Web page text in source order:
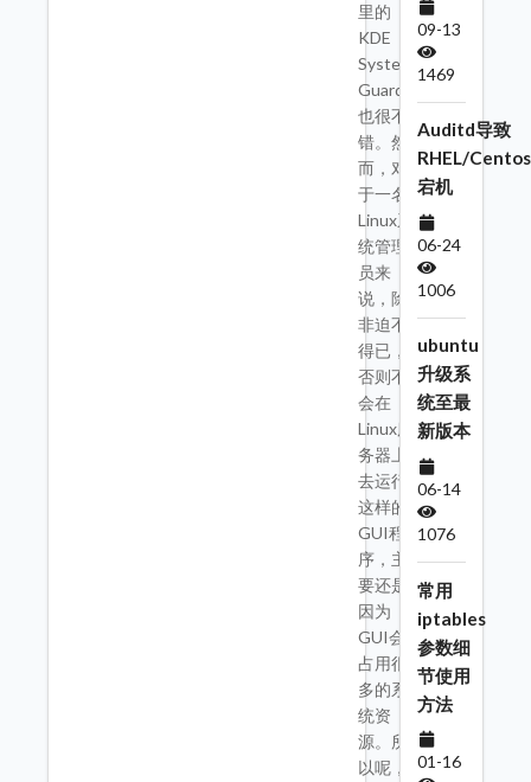
里的
KDE
System
Guard
也很不
错。然
而，对
于一名
Linux系
统管理
员来
说，除
非迫不
得已，
否则不
会在
Linux服
务器上
去运行
这样的
GUI程
序，主
要还是
因为
GUI会
占用很
多的系
统资
源。所
以呢，
09-13
1469
Auditd导致
RHEL/Centos
宕机
06-24
1006
ubuntu
升级系
统至最
新版本
06-14
1076
常用
iptables
参数细
节使用
方法
01-16